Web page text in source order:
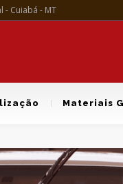
- Cuiabá - MT
Materiais